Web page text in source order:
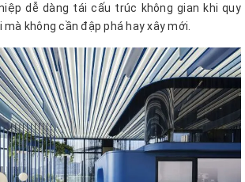
dễ dàng tái cấu trúc không gian khi quy
không cần đập phá hay xây mới.